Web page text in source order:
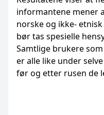
informantene mener
norske og ikke-
bør tas spesielle
Samtlige brukere
er alle like under
før og etter rusen de